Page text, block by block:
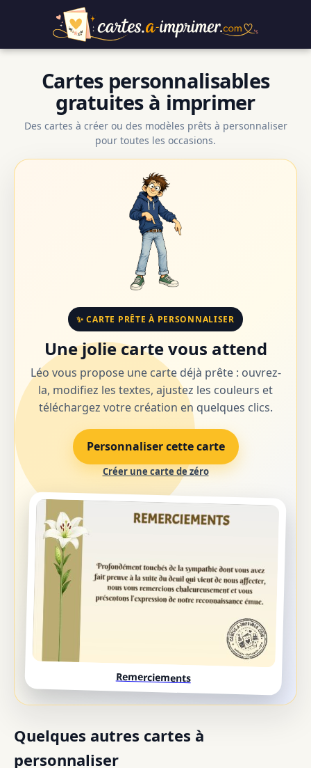
Cartes personnalisables
gratuites à imprimer
Des cartes à créer ou des modèles prêts à personnaliser
pour toutes les occasions.
✨ CARTE PRÊTE À PERSONNALISER
Une jolie carte vous attend
Léo vous propose une carte déjà prête : ouvrez-
la, modifiez les textes, ajustez les couleurs et
téléchargez votre création en quelques clics.
Personnaliser cette carte
Créer une carte de zéro
Remerciements
Quelques autres cartes à
personnaliser